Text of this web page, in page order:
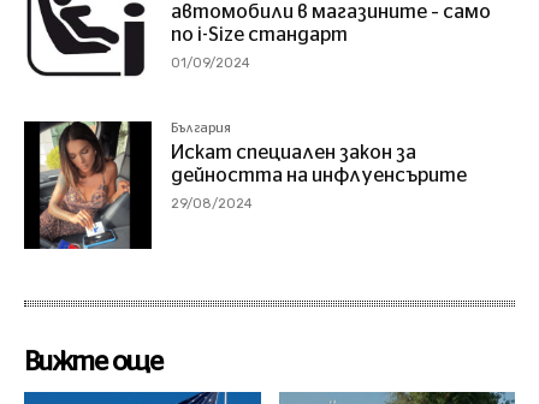
автомобили в магазините – само
по i-Size стандарт
01/09/2024
България
Искат специален закон за
дейността на инфлуенсърите
29/08/2024
Вижте още